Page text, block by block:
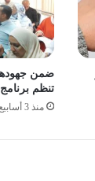
ضمن جهودها
تنظم
منذ 3 أسابيع